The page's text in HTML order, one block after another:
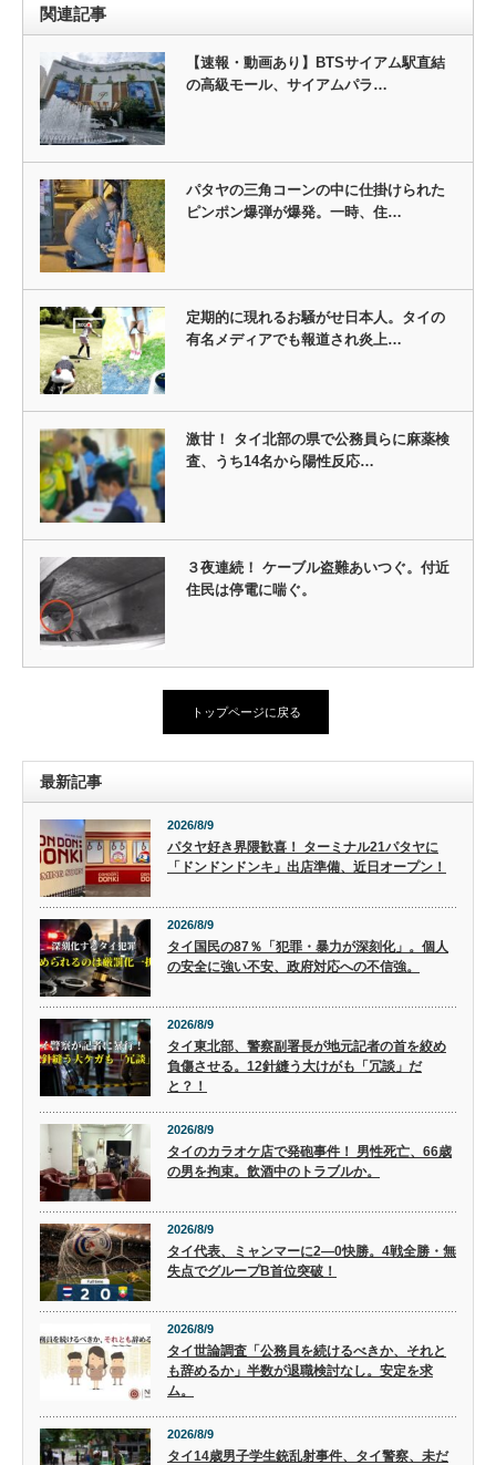
関連記事
【速報・動画あり】BTSサイアム駅直結
の高級モール、サイアムパラ…
パタヤの三角コーンの中に仕掛けられた
ピンポン爆弾が爆発。一時、住…
定期的に現れるお騒がせ日本人。タイの
有名メディアでも報道され炎上…
激甘！ タイ北部の県で公務員らに麻薬検
査、うち14名から陽性反応…
３夜連続！ ケーブル盗難あいつぐ。付近
住民は停電に喘ぐ。
トップページに戻る
最新記事
2026/8/9
パタヤ好き界隈歓喜！ ターミナル21パタヤに
「ドンドンドンキ」出店準備、近日オープン！
2026/8/9
タイ国民の87％「犯罪・暴力が深刻化」。個人
の安全に強い不安、政府対応への不信強。
2026/8/9
タイ東北部、警察副署長が地元記者の首を絞め
負傷させる。12針縫う大けがも「冗談」だ
と？！
2026/8/9
タイのカラオケ店で発砲事件！ 男性死亡、66歳
の男を拘束。飲酒中のトラブルか。
2026/8/9
タイ代表、ミャンマーに2―0快勝。4戦全勝・無
失点でグループB首位突破！
2026/8/9
タイ世論調査「公務員を続けるべきか、それと
も辞めるか」半数が退職検討なし。安定を求
ム。
2026/8/9
タイ14歳男子学生銃乱射事件、タイ警察、未だ